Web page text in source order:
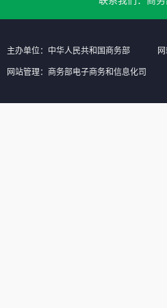
主办单位：中华人民共和国商务部
网站管理：商务部电子商务和信息化司